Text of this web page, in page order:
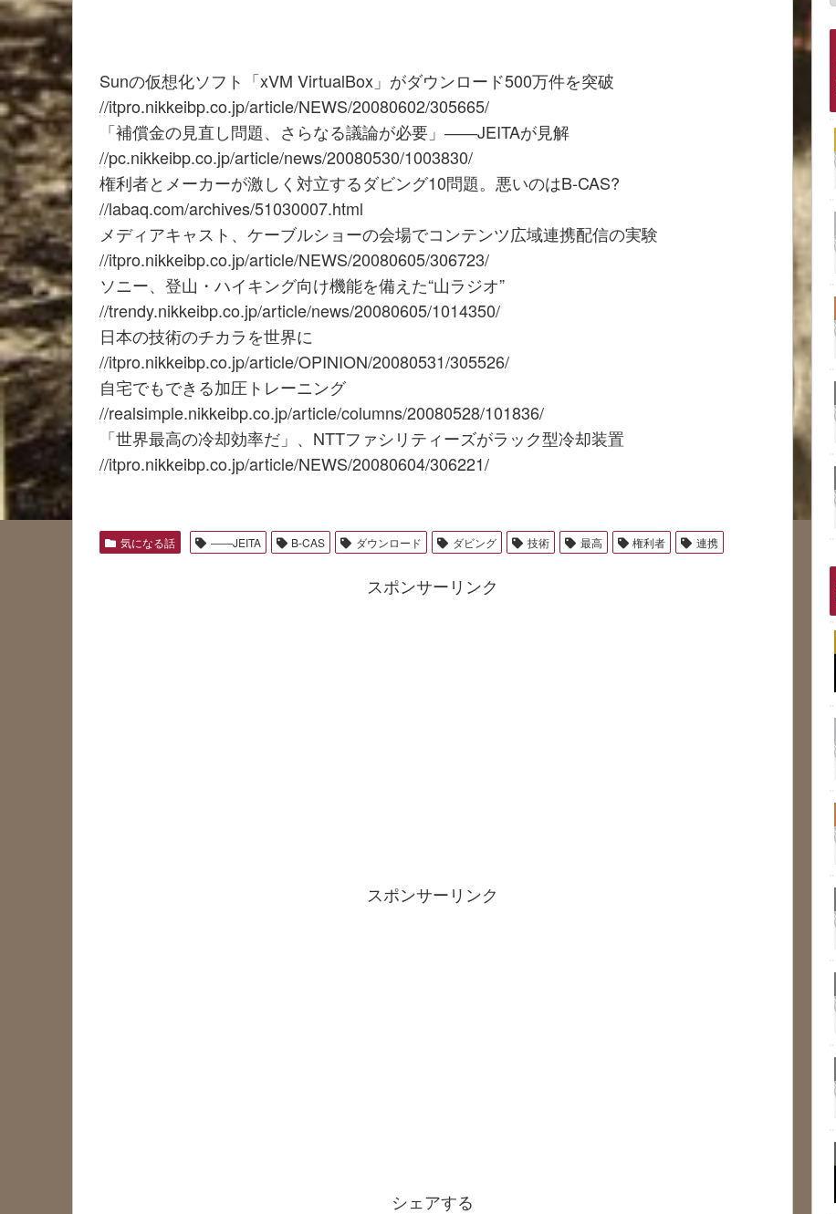
Sunの仮想化ソフト「xVM VirtualBox」がダウンロード500万件を突破
//itpro.nikkeibp.co.jp/article/NEWS/20080602/305665/
「補償金の見直し問題、さらなる議論が必要」――JEITAが見解
//pc.nikkeibp.co.jp/article/news/20080530/1003830/
権利者とメーカーが激しく対立するダビング10問題。悪いのはB-CAS?
//labaq.com/archives/51030007.html
メディアキャスト、ケーブルショーの会場でコンテンツ広域連携配信の実験
//itpro.nikkeibp.co.jp/article/NEWS/20080605/306723/
ソニー、登山・ハイキング向け機能を備えた“山ラジオ”
//trendy.nikkeibp.co.jp/article/news/20080605/1014350/
日本の技術のチカラを世界に
//itpro.nikkeibp.co.jp/article/OPINION/20080531/305526/
自宅でもできる加圧トレーニング
//realsimple.nikkeibp.co.jp/article/columns/20080528/101836/
「世界最高の冷却効率だ」、NTTファシリティーズがラック型冷却装置
//itpro.nikkeibp.co.jp/article/NEWS/20080604/306221/
気になる話 ――JEITA B-CAS ダウンロード ダビング 技術 最高 権利者 連携
スポンサーリンク
スポンサーリンク
シェアする